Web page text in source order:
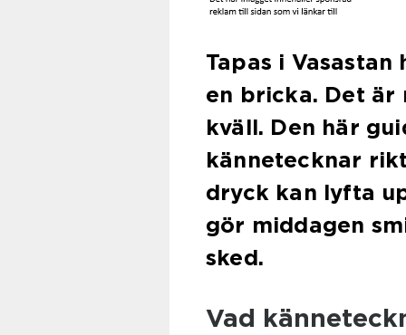
Tapas i
en bricka. Det är
kväll. Den här
kännetecknar
dryck kan lyfta
gör middagen
sked.
Vad